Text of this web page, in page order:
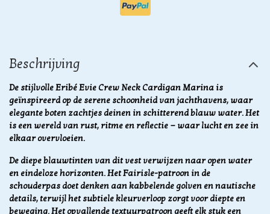
Beschrijving
De stijlvolle Eribé Evie Crew Neck Cardigan Marina is
geïnspireerd op de serene schoonheid van jachthavens, waar
elegante boten zachtjes deinen in schitterend blauw water. Het
is een wereld van rust, ritme en reflectie — waar lucht en zee in
elkaar overvloeien.
De diepe blauwtinten van dit vest verwijzen naar open water
en eindeloze horizonten. Het Fairisle-patroon in de
schouderpas doet denken aan kabbelende golven en nautische
details, terwijl het subtiele kleurverloop zorgt voor diepte en
beweging. Het opvallende textuurpatroon geeft elk stuk een